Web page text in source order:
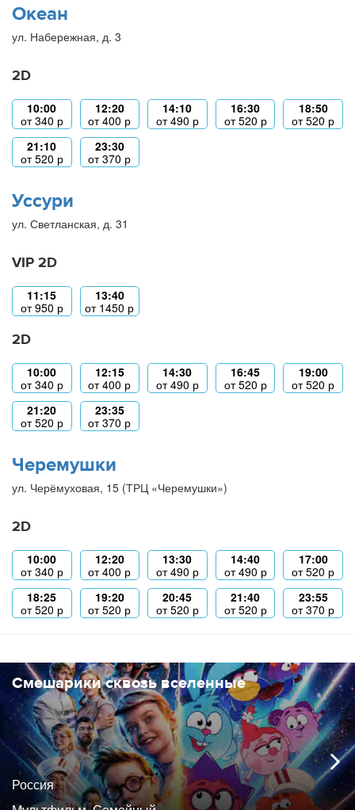
Океан
ул. Набережная, д. 3
2D
10:00
от340 р
12:20
от400 р
14:10
от490 р
16:30
от520 р
18:50
от520 р
21:10
от520 р
23:30
от370 р
Уссури
ул. Светланская, д. 31
VIP 2D
11:15
от950 р
13:40
от 1450 р
2D
10:00
от340 р
12:15
от400 р
14:30
от490 р
16:45
от520 р
19:00
от520 р
21:20
от520 р
23:35
от370 р
Черемушки
ул. Черёмуховая, 15 (ТРЦ «Черемушки»)
2D
10:00
от340 р
12:20
от400 р
13:30
от490 р
14:40
от490 р
17:00
от520 р
18:25
от520 р
19:20
от520 р
20:45
от520 р
21:40
от520 р
23:55
от370 р
Смешарики сквозь вселенные
Россия